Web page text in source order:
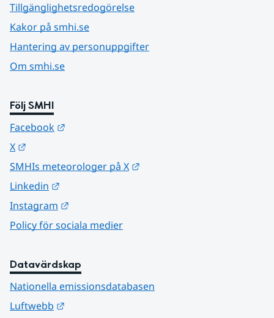
Tillgänglighetsredogörelse
Kakor på smhi.se
Hantering av personuppgifter
Om smhi.se
Följ SMHI
Facebook
X
SMHIs meteorologer på X
Linkedin
Instagram
Policy för sociala medier
Datavärdskap
Nationella emissionsdatabasen
Luftwebb